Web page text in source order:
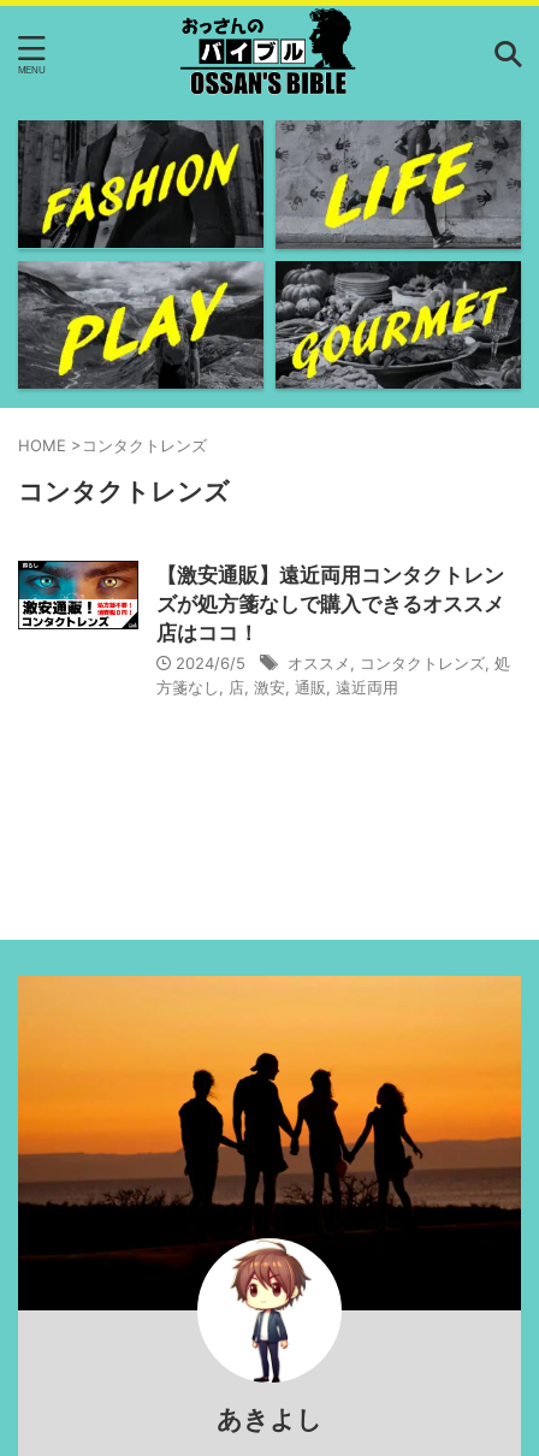
HOME >コンタクトレンズ
コンタクトレンズ
【激安通販】遠近両用コンタクトレン
ズが処方箋なしで購入できるオススメ
店はココ！
2024/6/5 オススメ コンタクトレンズ 処
方箋なし
店 激安 通販 遠近両用
あきよし